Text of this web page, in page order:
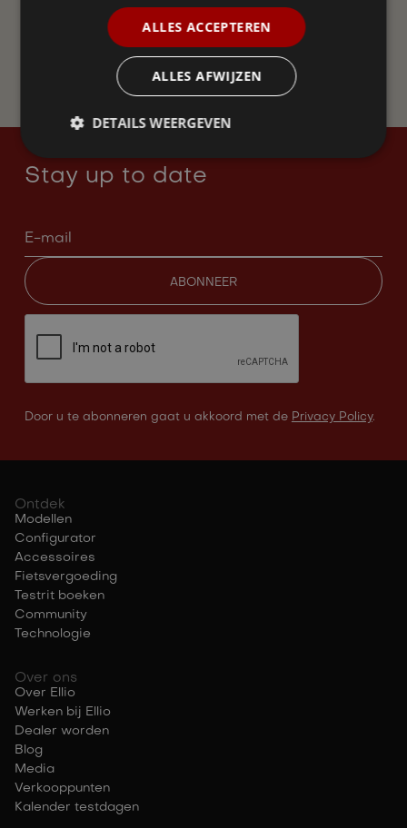
en antwoord, delen nieuws, advies en ervaringen uit.
Stay up to date
Door u te abonneren gaat u akkoord met de Privacy Policy.
Ontdek
Modellen
Configurator
Accessoires
Fietsvergoeding
Testrit boeken
Community
Technologie
Over ons
Over Ellio
Werken bij Ellio
Dealer worden
Blog
Media
Verkooppunten
Kalender testdagen
ALLES ACCEPTEREN
ALLES AFWIJZEN
DETAILS WEERGEVEN